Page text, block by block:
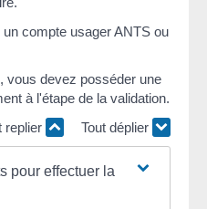
compte usager ANTS ou
vous devez posséder une
à l'étape de la validation.
replier
Tout déplier
pour effectuer la